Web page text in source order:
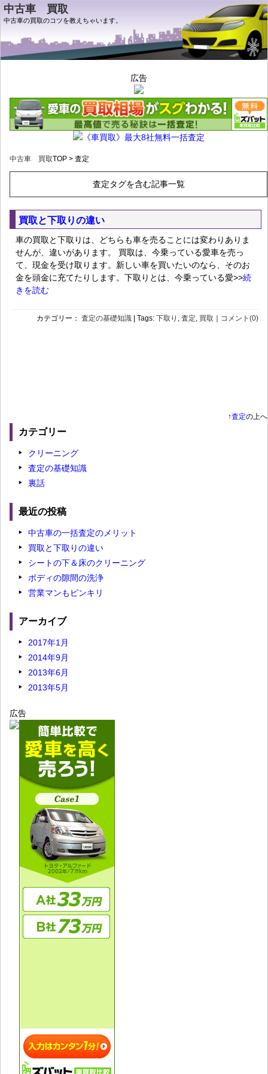
中古車 買取
中古車の買取のコツを教えちゃいます。
広告
《車買取》最大8社無料一括査定
中古車 買取TOP > 査定
査定タグを含む記事一覧
買取と下取りの違い
車の買取と下取りは、どちらも車を売ることには変わりありま
せんが、違いがあります。 買取は、今乗っている愛車を売っ
て、現金を受け取ります。新しい車を買いたいのなら、そのお
金を頭金に充てたりします。下取りとは、今乗っている愛>>続
きを読む
カテゴリー： 査定の基礎知識 | Tags: 下取り , 査定, 買取 コメント(0)
↑査定の上へ
カテゴリー
クリーニング
査定の基礎知識
裏話
最近の投稿
中古車の一括査定のメリット
買取と下取りの違い
シートの下＆床のクリーニング
ボディの隙間の洗浄
営業マンもピンキリ
アーカイブ
2017年1月
2014年9月
2013年6月
2013年5月
広告